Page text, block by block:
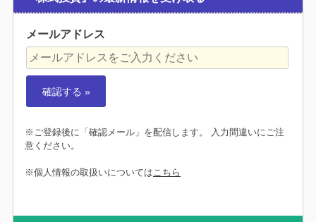
メールアドレス
※ご登録後に「確認メール」を配信します。 入力間違いにご注
意ください。
※個人情報の取扱いについてはこちら